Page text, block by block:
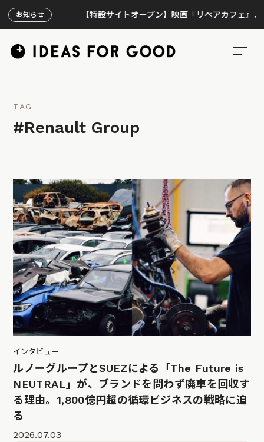
お知らせ 【特設サイトオープン】映画『リペアカフェ』、上映
TAG
#Renault Group
インタビュー
ルノーグループとSUEZによる「The Future is
NEUTRAL」が、ブランドを問わず廃車を回収す
る理由。1,800億円超の循環ビジネスの戦略に迫
る
2026.07.03